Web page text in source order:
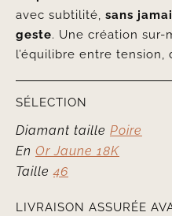
avec subtilité, sans
geste. Une création sur-
l’équilibre entre tension,
SÉLECTION
Diamant taille Poire
En Or Jaune 18K
Taille46
LIVRAISON ASSURÉE